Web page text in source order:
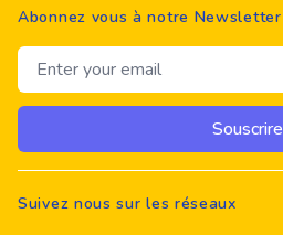
Abonnez vous à notre Newsletter
Email address
Souscrire
Suivez nous sur les réseaux